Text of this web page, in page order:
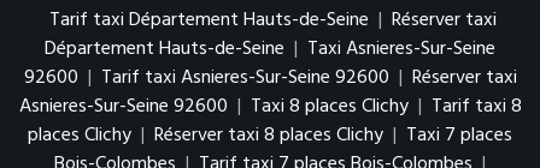
Tarif taxi Département Hauts-de-Seine | Réserver taxi
Département Hauts-de-Seine | Taxi Asnieres-Sur-Seine
92600 | Tarif taxi Asnieres-Sur-Seine 92600 | Réserver taxi
Asnieres-Sur-Seine 92600 | Taxi 8 places Clichy | Tarif taxi 8
places Clichy | Réserver taxi 8 places Clichy | Taxi 7 places